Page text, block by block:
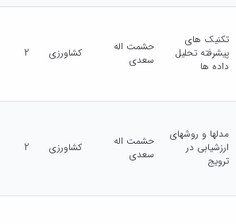
تکنیک های
پیشرفته تحلیل
داده ها
حشمت اله
سعدی
کشاورزی 2
مدلها و روشهای
ارزشیابی در
ترویج
حشمت اله
سعدی
کشاورزی 2